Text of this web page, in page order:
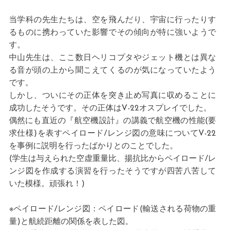
当学科の先生たちは、空を飛んだり、宇宙に行ったりす
るものに携わっていた影響でその傾向が特に強いようで
す。
中山先生は、ここ数日ヘリコプタやジェット機とは異な
る音が頭の上から聞こえてくるのが気になっていたよう
です。
しかし、ついにその正体を突き止め写真に収めることに
成功したそうです。その正体はV-22オスプレイでした。
偶然にも直近の『航空機設計』の講義で航空機の性能(要
求仕様)を表すペイロード/レンジ図の意味についてV-22
を事例に説明を行ったばかりとのことでした。
(学生は与えられた空虚重量比、揚抗比からペイロード/レ
ンジ図を作成する演習を行ったそうですが四苦八苦して
いた模様。頑張れ！)
※ペイロード/レンジ図：ペイロード(輸送される荷物の重
量)と航続距離の関係を表した図。